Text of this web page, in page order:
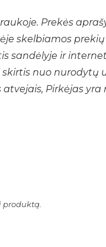
Prekės
skelbiamos
sandėlyje ir
nuo
Pirkėjas